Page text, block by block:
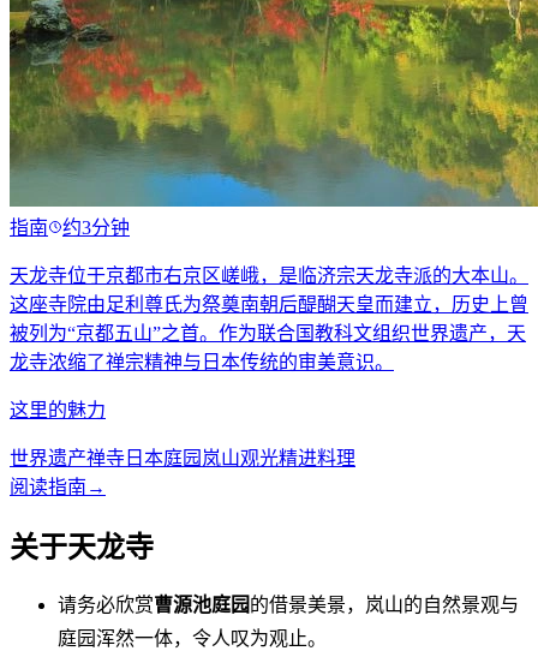
指南 约3分钟
天龙寺位于京都市右京区嵯峨，是临济宗天龙寺派的大本山。
这座寺院由足利尊氏为祭奠南朝后醍醐天皇而建立，历史上曾
被列为“京都五山”之首。作为联合国教科文组织世界遗产，天
龙寺浓缩了禅宗精神与日本传统的审美意识。
这里的魅力
世界遗产禅寺 日本庭园 岚山观光精进料理
阅读指南 →
关于天龙寺
请务必欣赏曹源池庭园的借景美景，岚山的自然景观与
庭园浑然一体，令人叹为观止。